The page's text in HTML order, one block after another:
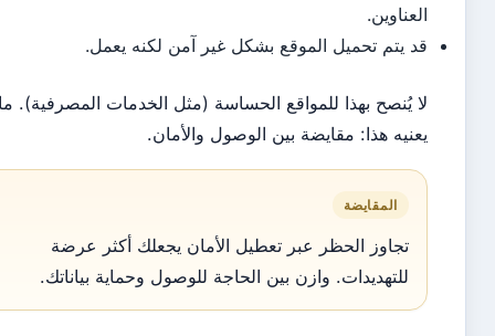
يتم تحميل الموقع بشكل غير آمن لكنه يعمل.
يُنصح بهذا للمواقع الحساسة (مثل الخدمات المصرفية). ما
هذا: مقايضة بين الوصول والأمان.
تجاوز الحظر عبر تعطيل الأمان يجعلك أكثر عرضة
للتهديدات. وازن بين الحاجة للوصول وحماية بياناتك.